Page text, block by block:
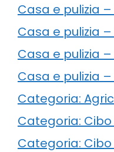
Casa e pulizia
Casa e pulizia
Casa e pulizia
Casa e pulizia
Categoria:
Categoria:
Categoria: